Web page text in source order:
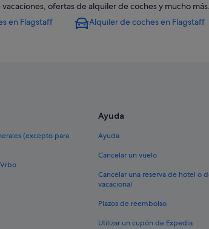
ofertas de alquiler de coches y mucho más.
en Flagstaff
Alquiler de coches en Flagstaff
(excepto para
Ayuda
Ayuda
Cancelar un vuelo
Cancelar una reserva de hotel o
vacacional
Plazos de reembolso
Utilizar un cupón de Expedia